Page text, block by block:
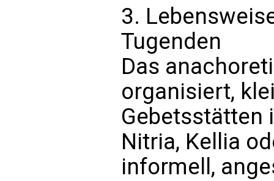
3.
Tugenden
Das
organisiert,
Gebetsstätten
Nitria, Kellia
informell,